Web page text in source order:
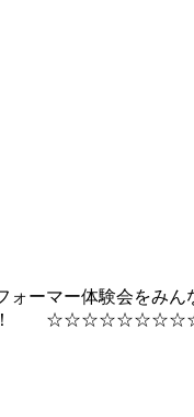
ーマー体験会をみ
ます！